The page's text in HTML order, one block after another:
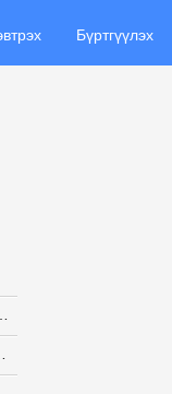
Бүртгүүлэх